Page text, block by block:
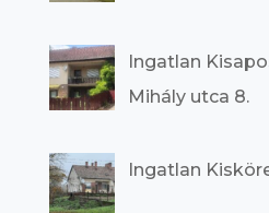
Ingatlan
Mihály utca 8.
Ingatlan